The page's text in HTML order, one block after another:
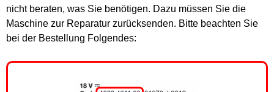
nicht beraten, was Sie benötigen. Dazu müssen Sie die
Maschine zur Reparatur zurücksenden. Bitte beachten Sie
bei der Bestellung Folgendes: